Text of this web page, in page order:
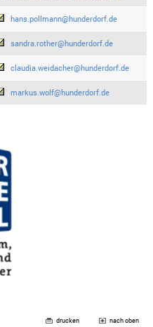
hans.pollmann@hunderdorf.de
sandra.rother@hunderdorf.de
claudia.weidacher@hunderdorf.de
markus.wolf@hunderdorf.de
drucken nach oben